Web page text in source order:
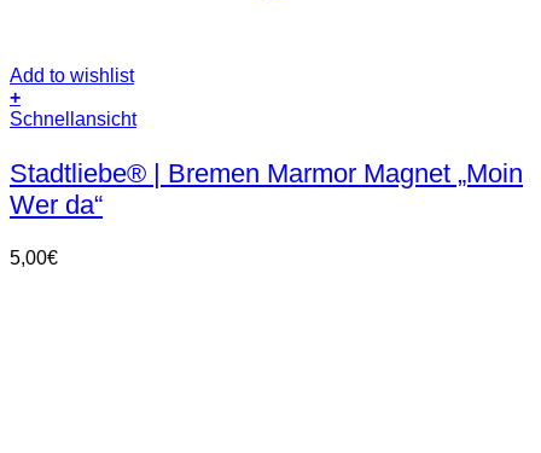
Add to wishlist
+
Schnellansicht
Stadtliebe® | Bremen Marmor Magnet „Moin
Wer da“
5,00€